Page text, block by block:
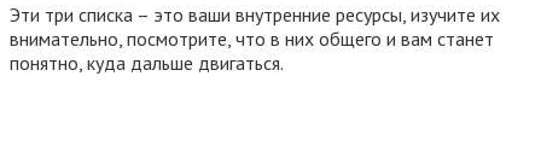
Эти три списка – это ваши внутренние ресурсы, изучите их
внимательно, посмотрите, что в них общего и вам станет
понятно, куда дальше двигаться.